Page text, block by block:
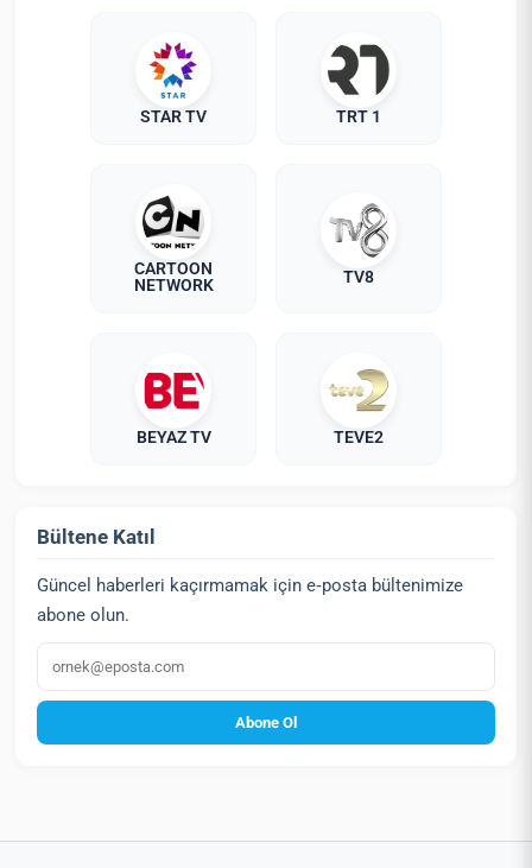
STAR TV TRT 1
CARTOON
NETWORK
TV8
BEYAZ TV TEVE2
Bültene Katıl
Güncel haberleri kaçırmamak için e‑posta bültenimize
abone olun.
E‑posta
Abone Ol